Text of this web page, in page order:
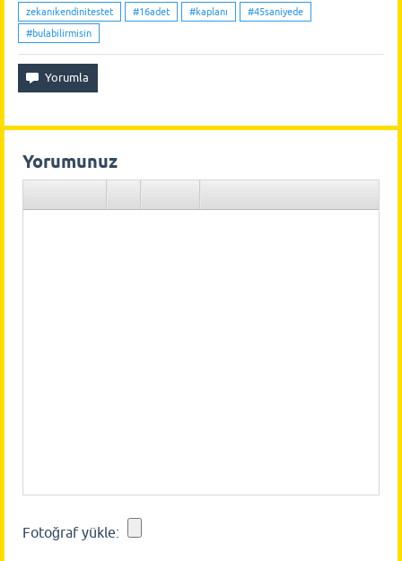
zekanıkendinitestet #16adet #kaplanı
#45saniyede
#bulabilirmisin
Yorumunuz
Fotoğraf yükle: